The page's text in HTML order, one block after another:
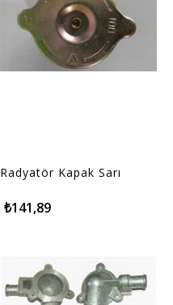
Radyatör Kapak Sarı
₺141,89